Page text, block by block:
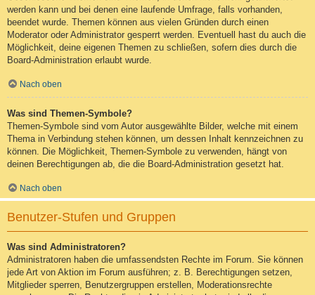
werden kann und bei denen eine laufende Umfrage, falls vorhanden,
beendet wurde. Themen können aus vielen Gründen durch einen
Moderator oder Administrator gesperrt werden. Eventuell hast du auch die
Möglichkeit, deine eigenen Themen zu schließen, sofern dies durch die
Board-Administration erlaubt wurde.
Nach oben
Was sind Themen-Symbole?
Themen-Symbole sind vom Autor ausgewählte Bilder, welche mit einem
Thema in Verbindung stehen können, um dessen Inhalt kennzeichnen zu
können. Die Möglichkeit, Themen-Symbole zu verwenden, hängt von
deinen Berechtigungen ab, die die Board-Administration gesetzt hat.
Nach oben
Benutzer-Stufen und Gruppen
Was sind Administratoren?
Administratoren haben die umfassendsten Rechte im Forum. Sie können
jede Art von Aktion im Forum ausführen; z. B. Berechtigungen setzen,
Mitglieder sperren, Benutzergruppen erstellen, Moderationsrechte